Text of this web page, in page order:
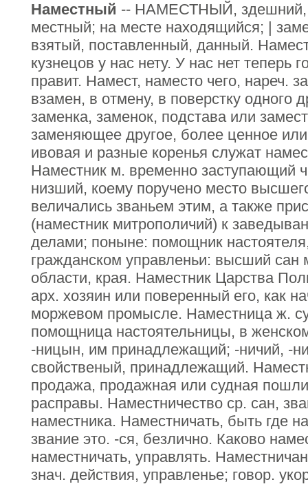
Наместный -- НАМЕСТНЫЙ, здешний,
местный; на месте находящийся; |
взятый, поставленный, данный.
кузнецов у нас нету. У нас нет теперь
правит. Намест, наместо чего, нареч.
взамен, в отмену, в поверстку одного
заменка, заменок, подстава или
заменяющее другое, более ценное
ивовая и разные коренья служат
Наместник м. временно заступающий
низший, коему поручено место
величались званьем этим, а также
(наместник митрополичий) к
делами; поныне: помощник
гражданском управленьи: высший сан
области, края. Наместник Царства
арх. хозяин или поверенный его, как
моржевом промысле. Наместница ж.
помощница настоятельницы, в
-ницын, им принадлежащий; -ничий, -
свойственый, принадлежащий.
продажа, продажная или судная
расправы. Наместничество ср. сан,
наместника. Наместничать, быть где
звание это. -ся, безлично. Каково
наместничать, управлять.
знач. действия, управленье; говор.